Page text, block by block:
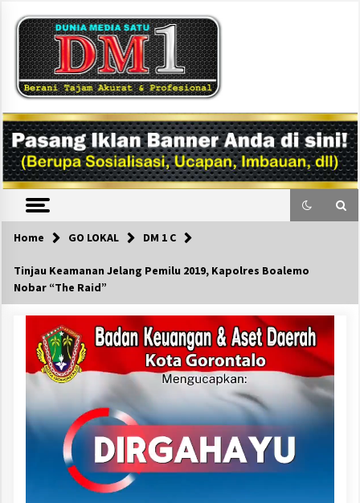
content
DM1
Home GO LOKAL DM 1 C
Tinjau Keamanan Jelang Pemilu 2019, Kapolres Boalemo
Nobar “The Raid”